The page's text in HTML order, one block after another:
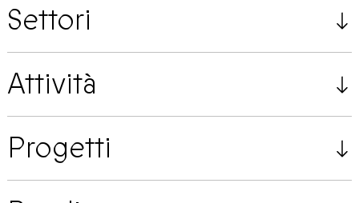
Settori
Attività
Progetti